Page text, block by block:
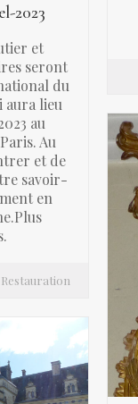
2023
et
seront
du
lieu
au
Au
et de
savoir-
en
Restauration